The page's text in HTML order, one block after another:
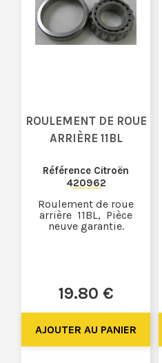
ROULEMENT DE ROUE
ARRIÈRE 11BL
Référence Citroën
420962
19.80 €
Roulement de roue
arrière 11BL, Pièce
neuve garantie.